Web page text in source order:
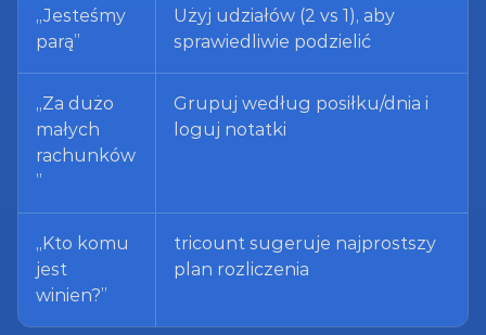
„Jesteśmy
parą”
Użyj udziałów (2 vs 1), aby
sprawiedliwie podzielić
„Za dużo
małych
rachunków
”
Grupuj według posiłku/dnia i
loguj notatki
„Kto komu
jest
winien?”
tricount sugeruje najprostszy
plan rozliczenia